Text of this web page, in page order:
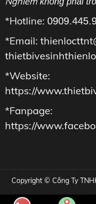
*Hotline:
*Email:
*Website:
https://
*Fanpage:
https://
Copyright © Công Ty